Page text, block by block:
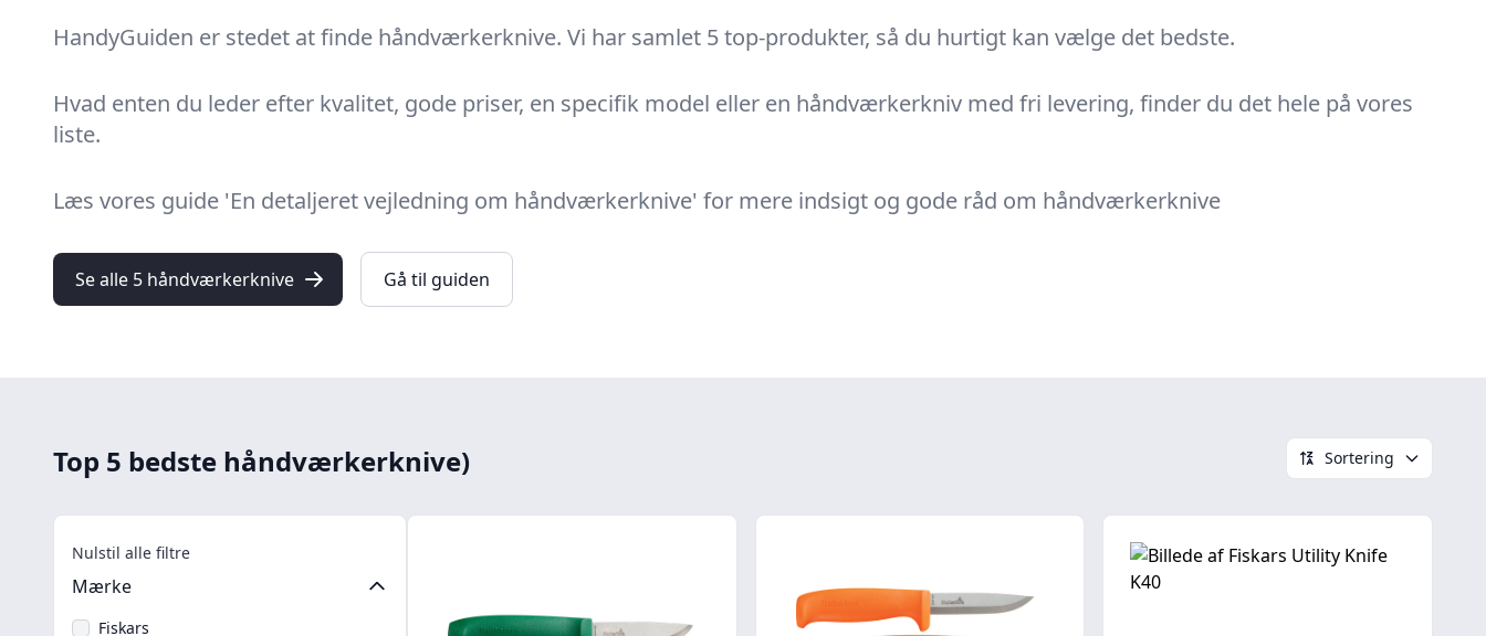
HandyGuiden er stedet at finde håndværkerknive. Vi har samlet 5 top-produkter, så du hurtigt kan vælge det bedste.
Hvad enten du leder efter kvalitet, gode priser, en specifik model eller en håndværkerkniv med fri levering, finder du det hele på vores
liste.
Læs vores guide 'En detaljeret vejledning om håndværkerknive' for mere indsigt og gode råd om håndværkerknive
Se alle 5 håndværkerknive Gå til guiden
Top 5 bedste håndværkerknive) Sortering
Nulstil alle filtre
Mærke
Fiskars